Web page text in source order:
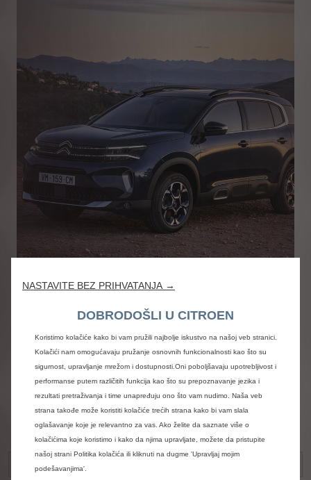
UNESITE OVDE VAŠ BROJ
CITROËN ŠASIJE (VIN BROJ)
NASTAVITE BEZ PRIHVATANJA →
DOBRODOŠLI U CITROEN
Koristimo kolačiće kako bi vam pružili najbolje iskustvo na našoj veb stranici.
Kolačići nam omogućavaju pružanje osnovnih funkcionalnosti kao što su
sigurnost, upravljanje mrežom i dostupnosti.Oni poboljšavaju upotrebljivost i
performanse putem različitih funkcija kao što su prepoznavanje jezika i
rezultati pretraživanja i time unapređuju ono što vam nudimo. Naša veb
strana takođe može koristiti kolačiće trećih strana kako bi vam slala
oglašavanje koje je relevantno za vas. Ako želite da saznate više o
kolačićima koje koristimo i kako da njima upravljate, možete da pristupite
našoj strani Politika kolačića ili kliknuti na dugme 'Upravljaj mojim
podešavanjima'.